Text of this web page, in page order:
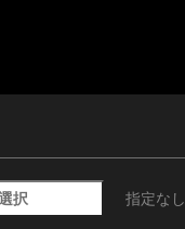
択 指定なし